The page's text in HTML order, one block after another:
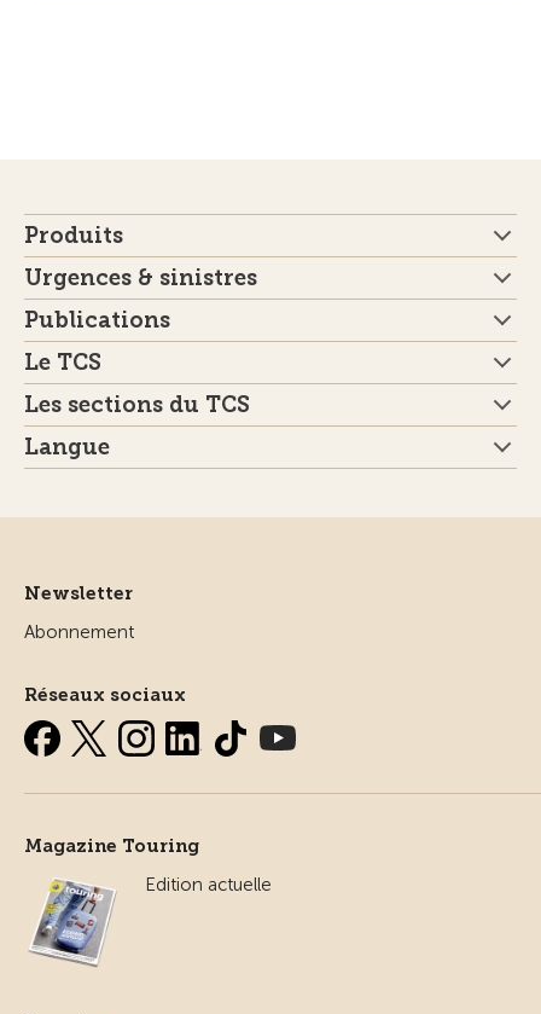
Produits
Urgences & sinistres
Publications
Le TCS
Les sections du TCS
Langue
Newsletter
Abonnement
Réseaux sociaux
Magazine Touring
Edition actuelle